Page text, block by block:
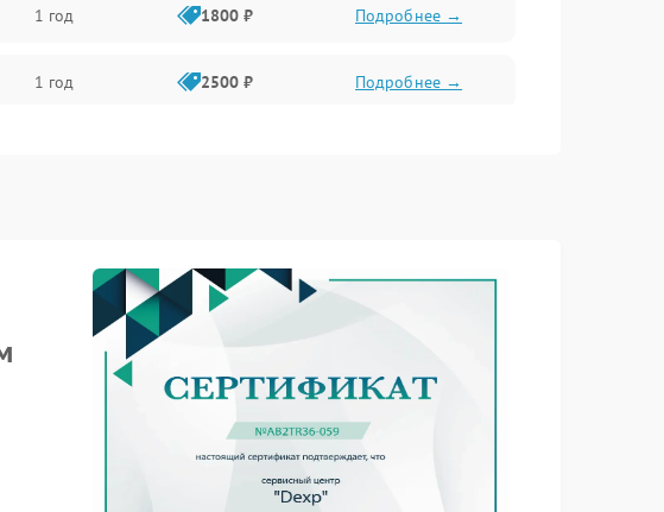
1 год 1800 ₽ Подробнее →
1 год 2500 ₽ Подробнее →